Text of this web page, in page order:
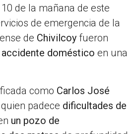
de la mañana de este
de emergencia de la
de Chivilcoy fueron
accidente doméstico en una
como Carlos José
quien padece dificultades de
un pozo de